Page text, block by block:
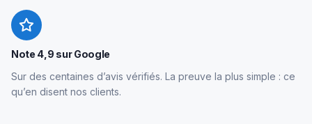
Note 4,9 sur Google
Sur des centaines d’avis vérifiés. La preuve la plus simple : ce
qu’en disent nos clients.